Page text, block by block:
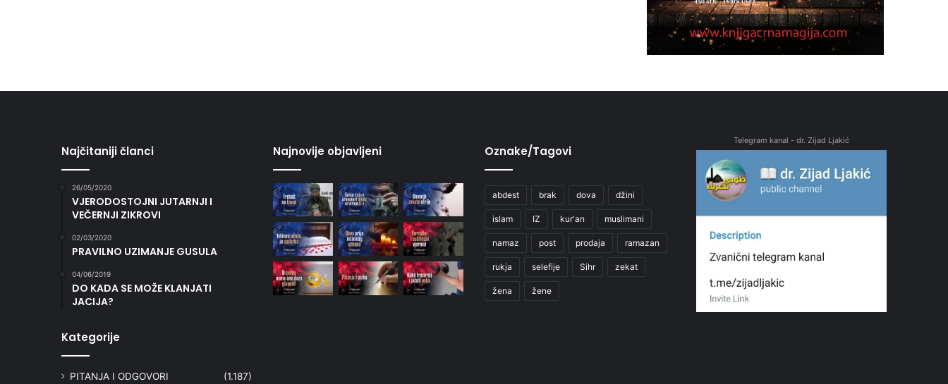
Najčitaniji članci
26/05/2020
VJERODOSTOJNI JUTARNJI I
VEČERNJI ZIKROVI
02/03/2020
PRAVILNO UZIMANJE GUSULA
04/06/2019
DO KADA SE MOŽE KLANJATI
JACIJA?
Kategorije
PITANJA I ODGOVORI (1.187)
Najnovije objavljeni Oznake/Tagovi
abdest brak dova džini
islam IZ kur'an muslimani
namaz post prodaja ramazan
rukja selefije Sihr zekat
žena žene
Telegram kanal - dr. Zijad Ljakić